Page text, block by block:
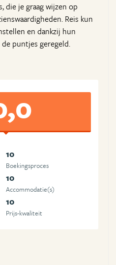
die je graag wijzen op
Reis kun
en dankzij hun
puntjes geregeld.
10
Boekingsproces
10
Accommodatie(s)
10
Prijs-kwaliteit